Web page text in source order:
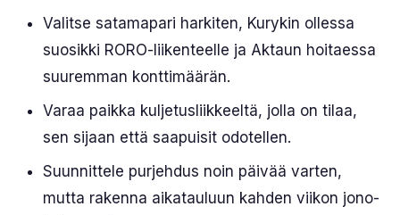
Valitse satamapari harkiten, Kurykin ollessa
suosikki RORO-liikenteelle ja Aktaun hoitaessa
suuremman konttimäärän.
Varaa paikka kuljetusliikkeeltä, jolla on tilaa,
sen sijaan että saapuisit odotellen.
Suunnittele purjehdus noin päivää varten,
mutta rakenna aikatauluun kahden viikon jono-